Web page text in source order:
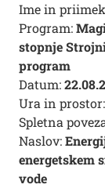
Ime in
Program:
stopnje
program
Datum:
Ura in prostor:
Spletna
Naslov:
energetskem
vode